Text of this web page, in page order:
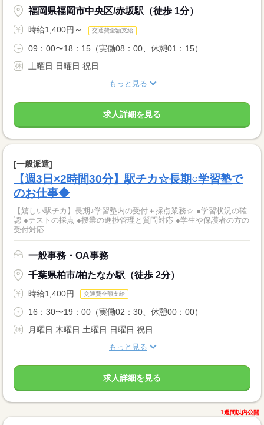
福岡県福岡市中央区/赤坂駅（徒歩 1分）
時給1,400円～ 交通費全額支給
09：00〜18：15（実働08：00、休憩01：15）...
土曜日 日曜日 祝日
もっと見る
求人詳細を見る
[一般派遣]
【週3日×2時間30分】駅チカ☆長期○学習塾で
のお仕事◆
【嬉しい駅チカ】長期♪学習塾内の受付＋採点業務☆ ●学習状況の確
認 ●テストの採点 ●授業の進捗管理と質問対応 ●学生や保護者の方の
受付対応
一般事務・OA事務
千葉県柏市/柏たなか駅（徒歩 2分）
時給1,400円 交通費全額支給
16：30〜19：00（実働02：30、休憩00：00）
月曜日 木曜日 土曜日 日曜日 祝日
もっと見る
求人詳細を見る
1週間以内公開